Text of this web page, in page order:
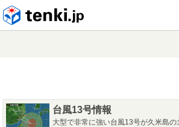
台風13号情報
大型で非常に強い台風13号が久米島